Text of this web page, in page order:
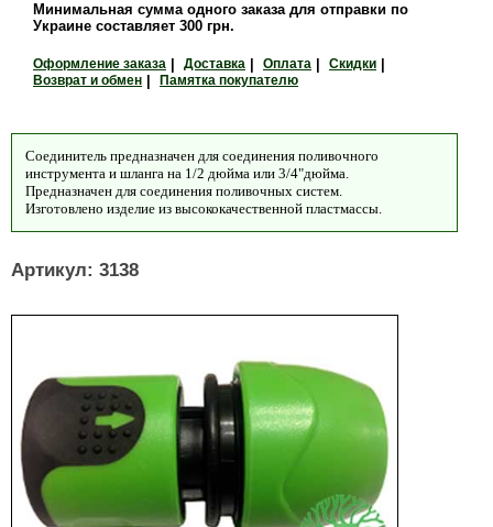
Минимальная сумма одного заказа для отправки по
Украине составляет 300 грн.
Оформление заказа Доставка Оплата Скидки
Возврат и обмен Памятка покупателю
Соединитель предназначен для соединения поливочного
инструмента и шланга на 1/2 дюйма или 3/4"дюйма.
Предназначен для соединения поливочных систем.
Изготовлено изделие из высококачественной пластмассы.
Артикул: 3138